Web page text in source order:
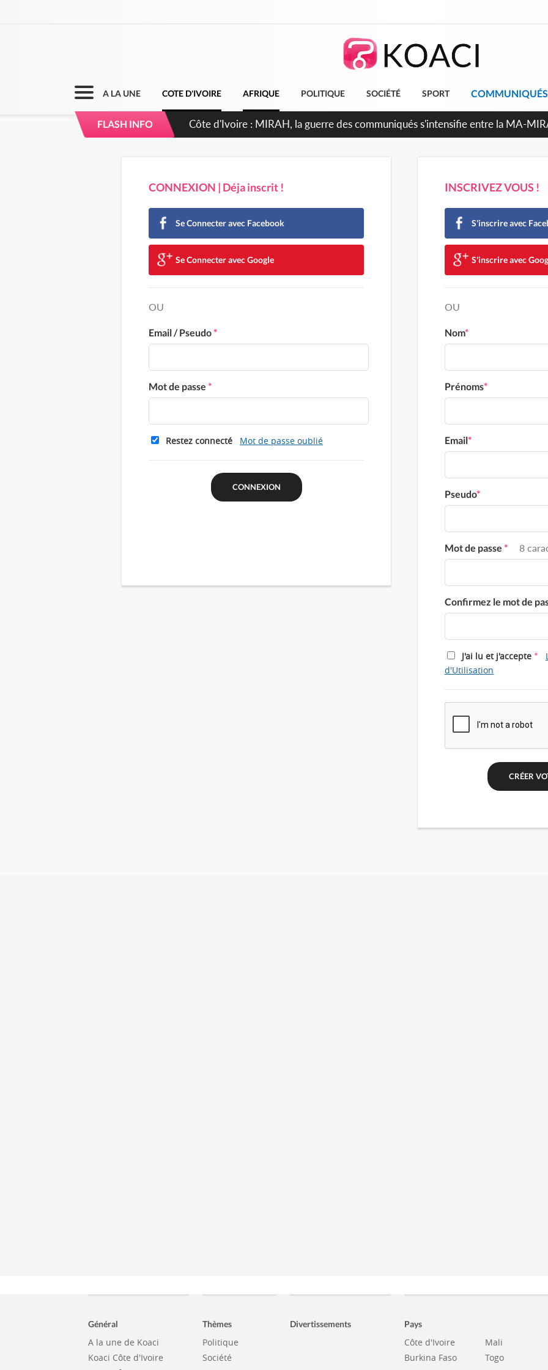
A LA UNE COTE D'IVOIRE AFRIQUE POLITIQUE SOCIÉTÉ SPORT COMMUNIQUÉS
FLASH INFO Côte d'Ivoire : Indépendance 2026, Thiam plaide pour un environnement
CONNEXION | Déja inscrit !
Se Connecter avec Facebook
Se Connecter avec Google
OU
Email / Pseudo*
Mot de passe *
Restez connecté Mot de passe oublié
INSCRIVEZ VOUS !
S'inscrire avec
S'inscrire avec
OU
Nom*
Prénoms*
Email*
Pseudo*
Mot de passe * 8
Confirmez le mot de
J'ai lu et j'accepte *
d'Utilisation
Général
A la une de Koaci
Koaci Côte d'Ivoire
Thèmes
Politique
Société
Divertissements Pays
Côte d'Ivoire
Burkina Faso
Mali
Togo